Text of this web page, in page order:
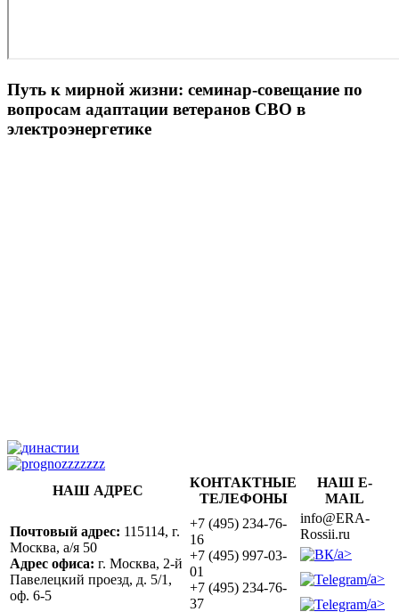
Путь к мирной жизни: семинар-совещание по
вопросам адаптации ветеранов СВО в
электроэнергетике
НАШ АДРЕС
КОНТАКТНЫЕ
ТЕЛЕФОНЫ
НАШ E-
MAIL
Почтовый адрес: 115114, г.
Москва, а/я 50
Адрес офиса: г. Москва, 2-й
Павелецкий проезд, д. 5/1,
оф. 6-5
+7 (495) 234-76-
16
+7 (495) 997-03-
01
+7 (495) 234-76-
37
info@ERA-
Rossii.ru
/a>
/a>
/a>